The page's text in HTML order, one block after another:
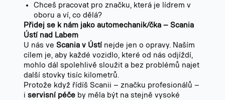
Chceš pracovat pro značku, která je lídrem v
oboru a ví, co dělá?
Přidej se k nám jako automechanik/čka – Scania
Ústí nad Labem
U nás ve Scania v Ústí nejde jen o opravy. Naším
cílem je, aby každé vozidlo, které od nás odjíždí,
mohlo dál spolehlivě sloužit a bez problémů najet
další stovky tisíc kilometrů.
Protože když řídíš Scanii – značku profesionálů –
i servisní péče by měla být na stejně vysoké